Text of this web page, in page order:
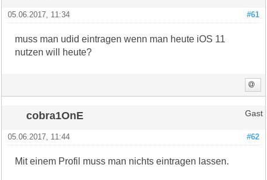
#61
05.06.2017, 11:34
muss man udid eintragen wenn man heute iOS 11
nutzen will heute?
cobra1OnE Gast
#62
05.06.2017, 11:44
Mit einem Profil muss man nichts eintragen lassen.